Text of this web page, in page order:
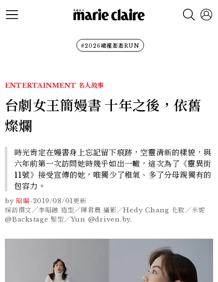
#2026裙襬澎澎RUN
ENTERTAINMENT 名人故事
台劇女王簡嫚書 十年之後，依舊
燦爛
時光肯定在嫚書身上忘記留下痕跡，空靈清新的樣貌，與
六年前第一次訪問她時幾乎如出一轍，這次為了《靈異街
11號》接受宣傳的她，唯獨少了稚氣、多了分母親獨有的
包容力。
by 昭編-2019/08/01更新
採訪撰文╱李昭融 造型╱陳君農 攝影╱Hedy Chang 化妝╱米妮
@Backstage 髮型╱Yun @driven.by.